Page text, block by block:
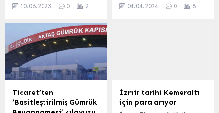
dampinge yönelik...
koşullarının sağlanmasını
Ege Mobilya Kağıt ve
Orman Ürünleri
İhracatçıları Birliği
Başkanı Ali Fuat Gürle,
Mobilya Çalışma Komitesi
Başkanı Ahmet Müjdat
Kemer, EİB Genel Sekreter
Yardımcısı Serap Ünal,
EİB Tarım 2 Şube Şefi
10.06.2023 0 2
taşıyan IC Enterra
“Grubumuz IC Enterra ile
birlikte Borsa İstanbul’a ilk
adımını atmış oldu. Bize
04.04.2024 0 8
Ticaret’ten
‘Basitleştirilmiş Gümrük
İzmir tarihi Kemeraltı
için para arıyor